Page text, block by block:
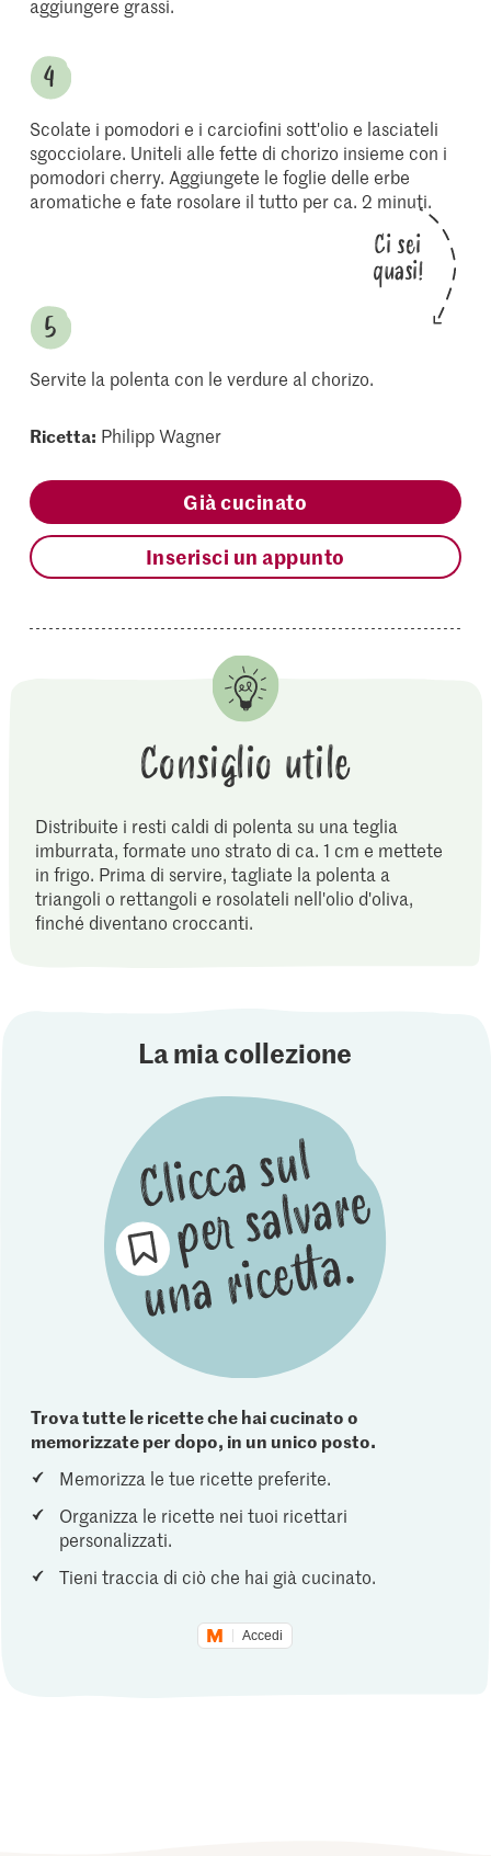
aggiungere grassi.
Scolate i pomodori e i carciofini sott'olio e lasciateli
sgocciolare. Uniteli alle fette di chorizo insieme con i
pomodori cherry. Aggiungete le foglie delle erbe
aromatiche e fate rosolare il tutto per ca. 2 minuti.
Ci sei
quasi!
Servite la polenta con le verdure al chorizo.
Ricetta: Philipp Wagner
Già cucinato
Inserisci un appunto
Consiglio utile
Distribuite i resti caldi di polenta su una teglia
imburrata, formate uno strato di ca. 1 cm e mettete
in frigo. Prima di servire, tagliate la polenta a
triangoli o rettangoli e rosolateli nell'olio d'oliva,
finché diventano croccanti.
La mia collezione
Trova tutte le ricette che hai cucinato o
memorizzate per dopo, in un unico posto.
Memorizza le tue ricette preferite.
Organizza le ricette nei tuoi ricettari
personalizzati.
Tieni traccia di ciò che hai già cucinato.
Accedi